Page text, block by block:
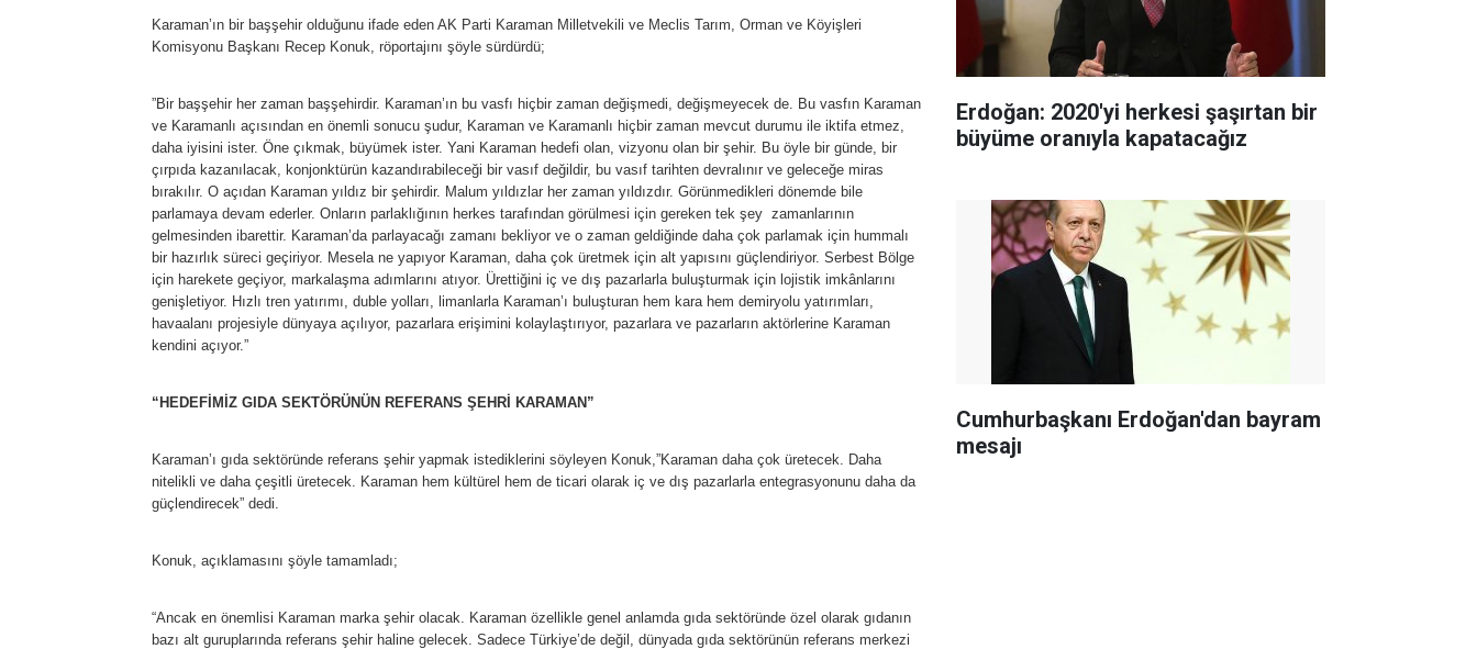
Karaman’ın bir başşehir olduğunu ifade eden AK Parti Karaman Milletvekili ve Meclis Tarım, Orman ve Köyişleri
Komisyonu Başkanı Recep Konuk, röportajını şöyle sürdürdü;
”Bir başşehir her zaman başşehirdir. Karaman’ın bu vasfı hiçbir zaman değişmedi, değişmeyecek de. Bu vasfın Karaman
ve Karamanlı açısından en önemli sonucu şudur, Karaman ve Karamanlı hiçbir zaman mevcut durumu ile iktifa etmez,
daha iyisini ister. Öne çıkmak, büyümek ister. Yani Karaman hedefi olan, vizyonu olan bir şehir. Bu öyle bir günde, bir
çırpıda kazanılacak, konjonktürün kazandırabileceği bir vasıf değildir, bu vasıf tarihten devralınır ve geleceğe miras
bırakılır. O açıdan Karaman yıldız bir şehirdir. Malum yıldızlar her zaman yıldızdır. Görünmedikleri dönemde bile
parlamaya devam ederler. Onların parlaklığının herkes tarafından görülmesi için gereken tek şey zamanlarının
gelmesinden ibarettir. Karaman’da parlayacağı zamanı bekliyor ve o zaman geldiğinde daha çok parlamak için hummalı
bir hazırlık süreci geçiriyor. Mesela ne yapıyor Karaman, daha çok üretmek için alt yapısını güçlendiriyor. Serbest Bölge
için harekete geçiyor, markalaşma adımlarını atıyor. Ürettiğini iç ve dış pazarlarla buluşturmak için lojistik imkânlarını
genişletiyor. Hızlı tren yatırımı, duble yolları, limanlarla Karaman’ı buluşturan hem kara hem demiryolu yatırımları,
havaalanı projesiyle dünyaya açılıyor, pazarlara erişimini kolaylaştırıyor, pazarlara ve pazarların aktörlerine Karaman
kendini açıyor.”
“HEDEFİMİZ GIDA SEKTÖRÜNÜN REFERANS ŞEHRİ KARAMAN”
Karaman’ı gıda sektöründe referans şehir yapmak istediklerini söyleyen Konuk,”Karaman daha çok üretecek. Daha
nitelikli ve daha çeşitli üretecek. Karaman hem kültürel hem de ticari olarak iç ve dış pazarlarla entegrasyonunu daha da
güçlendirecek” dedi.
Konuk, açıklamasını şöyle tamamladı;
“Ancak en önemlisi Karaman marka şehir olacak. Karaman özellikle genel anlamda gıda sektöründe özel olarak gıdanın
bazı alt guruplarında referans şehir haline gelecek. Sadece Türkiye’de değil, dünyada gıda sektörünün referans merkezi
Erdoğan: 2020'yi herkesi şaşırtan bir
büyüme oranıyla kapatacağız
Cumhurbaşkanı Erdoğan'dan bayram
mesajı